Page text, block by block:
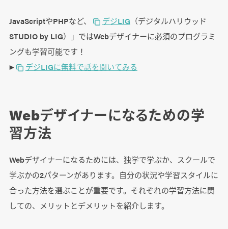
JavaScriptやPHPなど、 デジLIG （デジタルハリウッド
STUDIO by LIG）」ではWebデザイナーに必須のプログラミ
ングも学習可能です！
▶
デジLIGに無料で話を聞いてみる
Webデザイナーになるための学
習方法
Webデザイナーになるためには、独学で学ぶか、スクールで
学ぶかの2パターンがあります。自分の状況や学習スタイルに
合った方法を選ぶことが重要です。それぞれの学習方法に関
しての、メリットとデメリットを紹介します。